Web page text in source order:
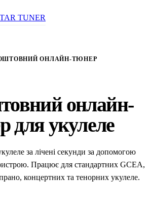
TUNER
ОНЛАЙН-ТЮНЕР
онлайн-
для укулеле
за лічені секунди за допомогою
Працює для стандартних GCEA,
концертних та тенорних укулеле.